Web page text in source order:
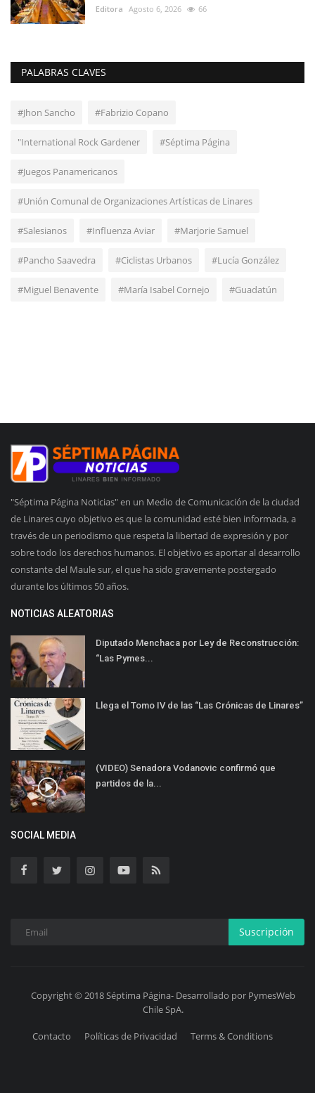
Editora Agosto 6, 2026 66
PALABRAS CLAVES
#Jhon Sancho #Fabrizio Copano
"International Rock Gardener #Séptima Página
#Juegos Panamericanos
#Unión Comunal de Organizaciones Artísticas de Linares
#Salesianos #Influenza Aviar #Marjorie Samuel
#Pancho Saavedra #Ciclistas Urbanos #Lucía González
#Miguel Benavente #María Isabel Cornejo #Guadatún
"Séptima Página Noticias" en un Medio de Comunicación de la ciudad
de Linares cuyo objetivo es que la comunidad esté bien informada, a
través de un periodismo que respeta la libertad de expresión y por
sobre todo los derechos humanos. El objetivo es aportar al desarrollo
constante del Maule sur, el que ha sido gravemente postergado
durante los últimos 50 años.
NOTICIAS ALEATORIAS
Diputado Menchaca por Ley de Reconstrucción:
“Las Pymes...
Llega el Tomo IV de las “Las Crónicas de Linares”
(VIDEO) Senadora Vodanovic confirmó que
partidos de la...
SOCIAL MEDIA
Suscripción
Copyright © 2018 Séptima Página- Desarrollado por PymesWeb
Chile SpA.
Contacto Políticas de Privacidad Terms & Conditions